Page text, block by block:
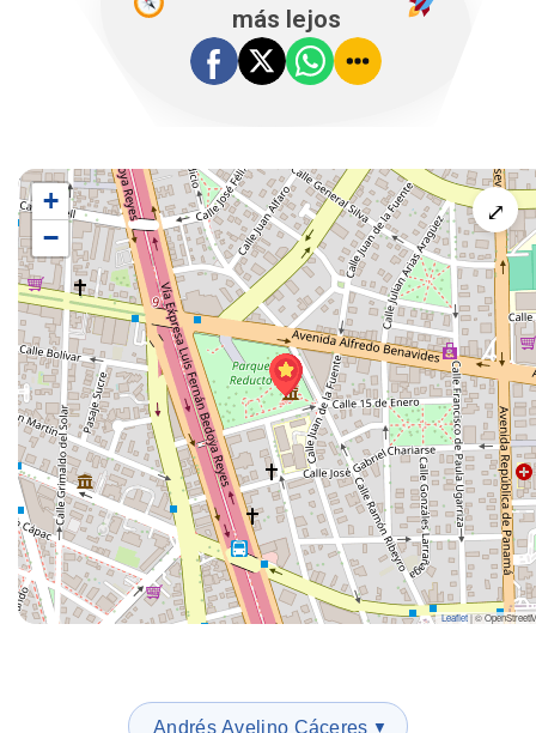
más lejos
⤢
+
−
Leaflet|©
Andrés Avelino Cáceres ▼